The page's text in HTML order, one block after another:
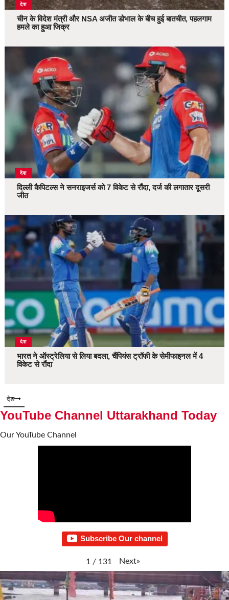
देश
चीन के विदेश मंत्री और NSA अजीत डोभाल के बीच हुई बातचीत, पहलगाम
हमले का हुआ जिक्र
देश
दिल्ली कैपिटल्स ने सनराइजर्स को 7 विकेट से रौंदा, दर्ज की लगातार दूसरी
जीत
देश
भारत ने ऑस्ट्रेलिया से लिया बदला, चैंपियंस ट्रॉफी के सेमीफाइनल में 4
विकेट से रौंदा
देश
YouTube Channel Uttarakhand Today
Our YouTube Channel
Subscribe Our channel
1 / 131 Next»